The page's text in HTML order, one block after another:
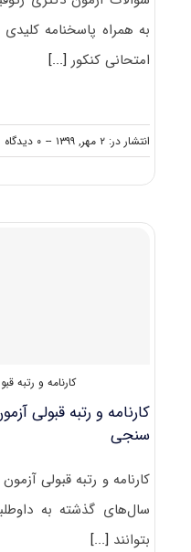
به همراه پاسخنامه
امتحانی کنکور[...]
انتشار در: ۲ مهر, ۱۳۹۹ -- ۰ دیدگاه
on
کارنامه و رتبه
کارنامه و رتبه قبولی
سنجی
کارنامه و رتبه قبولی
سال‌های گذشته به
بتوانند [...]